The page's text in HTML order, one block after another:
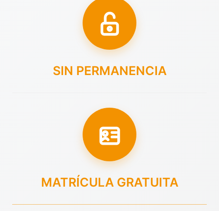
SIN PERMANENCIA
MATRÍCULA GRATUITA